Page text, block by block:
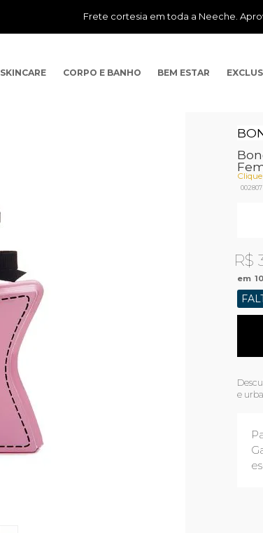
Frete cortesia em toda a Neeche.
SKINCARE CORPO E BANHO BEM ESTAR
002807
R$
10
e